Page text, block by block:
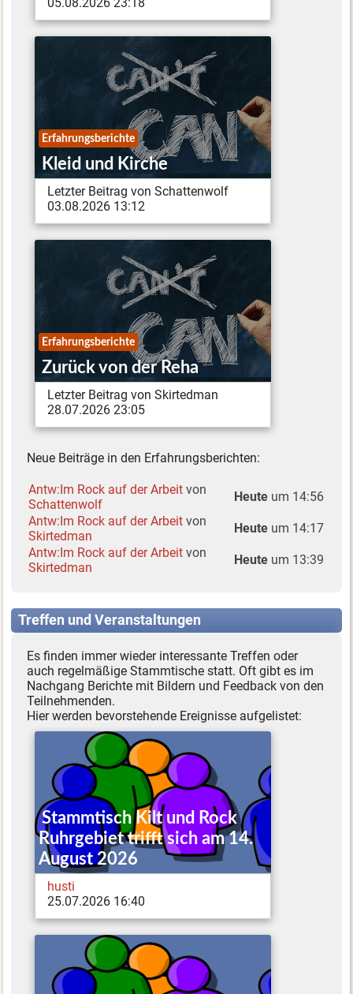
Erfahrungsberichte
Kleid und Kirche
Letzter Beitrag von Schattenwolf
03.08.2026 13:12
Erfahrungsberichte
Zurück von der Reha
Letzter Beitrag von Skirtedman
28.07.2026 23:05
Neue Beiträge in den Erfahrungsberichten:
Antw:Im Rock auf der Arbeit von
Schattenwolf
Heute um 14:56
Antw:Im Rock auf der Arbeit von
Skirtedman
Heute um 14:17
Antw:Im Rock auf der Arbeit von
Skirtedman
Heute um 13:39
Treffen und Veranstaltungen
Es finden immer wieder interessante Treffen oder
auch regelmäßige Stammtische statt. Oft gibt es im
Nachgang Berichte mit Bildern und Feedback von den
Teilnehmenden.
Hier werden bevorstehende Ereignisse aufgelistet:
Stammtisch Kilt und Rock
Ruhrgebiet trifft sich am 14.
August 2026
husti
25.07.2026 16:40